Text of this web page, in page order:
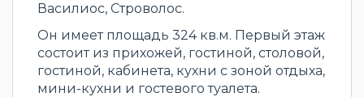
Василиос, Строволос.
Он имеет площадь 324 кв.м. Первый этаж
состоит из прихожей, гостиной, столовой,
гостиной, кабинета, кухни с зоной отдыха,
мини-кухни и гостевого туалета.